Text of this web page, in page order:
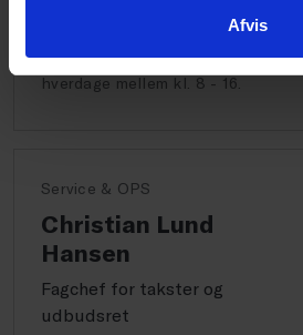
Afvis
Åbningstider på telefonen er
hverdage mellem kl. 8 - 16.
Service & OPS
Christian Lund
Hansen
Fagchef for takster og
udbudsret